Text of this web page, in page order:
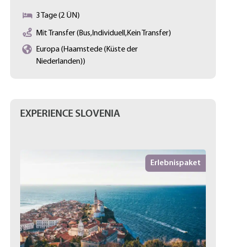
3 Tage (2 ÜN)
Mit Transfer (Bus,Individuell,Kein Transfer)
Europa (Haamstede (Küste der
Niederlanden))
EXPERIENCE SLOVENIA
Erlebnispaket